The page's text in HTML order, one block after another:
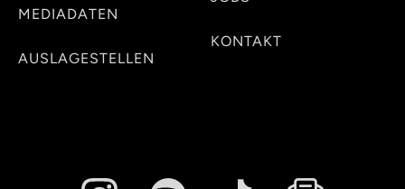
MEDIADATEN
AUSLAGESTELLEN
KONTAKT